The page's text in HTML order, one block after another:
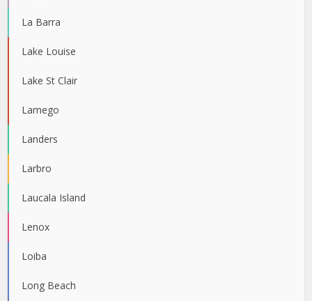
La Barra
Lake Louise
Lake St Clair
Lamego
Landers
Larbro
Laucala Island
Lenox
Loiba
Long Beach